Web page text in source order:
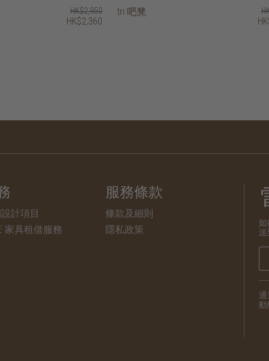
HK$2,950
HK$2,360
tri 吧凳
如
送
動
計項目
家具租借服務
服務條款
條款及細則
隱私政策